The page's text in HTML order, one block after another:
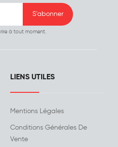
à tout moment.
LIENS UTILES
Mentions Légales
Conditions Générales De
Vente